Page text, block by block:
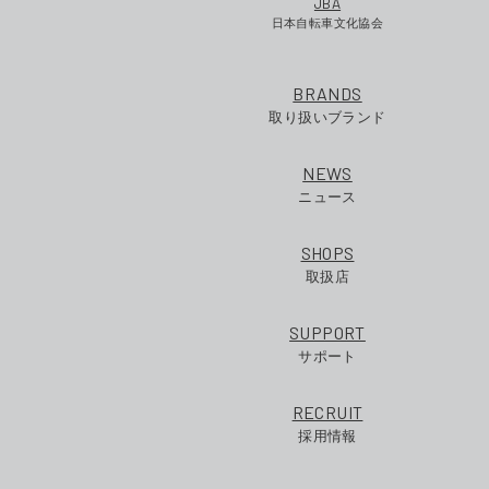
日本自転車文化協会
BRANDS
取り扱いブランド
NEWS
ニュース
SHOPS
取扱店
SUPPORT
サポート
RECRUIT
採用情報